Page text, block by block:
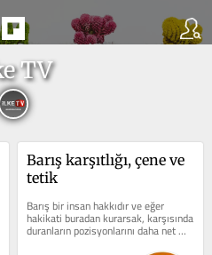
TV
Barış karşıtlığı, çene ve
tetik
Barış bir insan hakkıdır ve eğer
hakikati buradan kurarsak, karşısında
duranların pozisyonlarını daha net
görmüş oluruz. “Barış”...